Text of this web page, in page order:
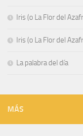
Iris (o La Flor del
Iris (o La Flor del
La palabra del día
MÁS